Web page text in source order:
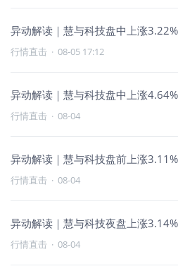
异动解读｜慧与科技盘中上涨
行情直击 · 08-05 17:12
异动解读｜慧与科技盘中上涨
行情直击 · 08-04
异动解读｜慧与科技盘前上涨
行情直击 · 08-04
异动解读｜慧与科技夜盘上涨
行情直击 · 08-04